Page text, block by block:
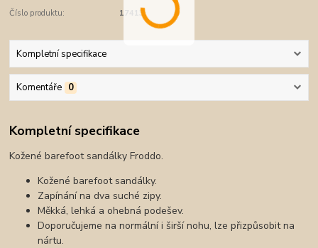
Číslo produktu: 17413
Kompletní specifikace
Komentáře 0
Kompletní specifikace
Kožené barefoot sandálky Froddo.
Kožené barefoot sandálky.
Zapínání na dva suché zipy.
Měkká, lehká a ohebná podešev.
Doporučujeme na normální i širší nohu, lze přizpůsobit na
nártu.